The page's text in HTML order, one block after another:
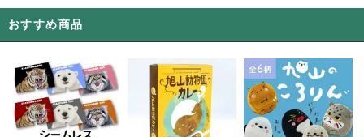
おすすめ商品